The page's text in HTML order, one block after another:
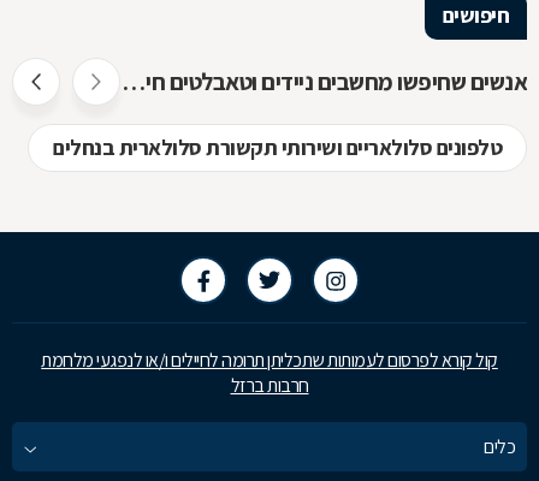
חיפושים
אנשים שחיפשו מחשבים ניידים וטאבלטים חיפשו גם
טלפונים סלולאריים ושירותי תקשורת סלולארית בנחלים
קול קורא לפרסום לעמותות שתכליתן תרומה לחיילים ו/או לנפגעי מלחמת
חרבות ברזל
כלים